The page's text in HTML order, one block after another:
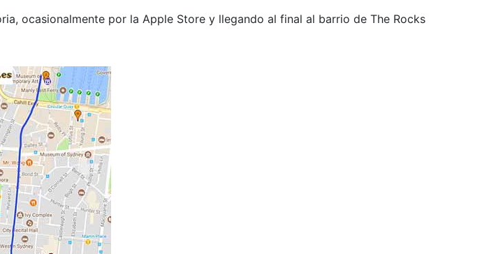
ocasionalmente por la Apple Store y llegando al final al barrio de The Rocks